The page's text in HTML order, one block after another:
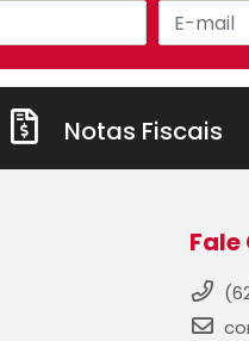
Notas Fiscais